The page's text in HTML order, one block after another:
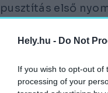
Hely.hu - Do Not
If you wish to opt-out of
processing of your
pusztítás első
Wikipedia)